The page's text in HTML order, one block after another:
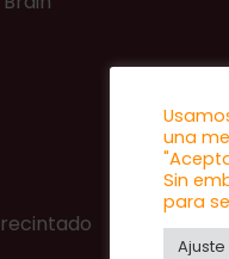
una
Sin
para